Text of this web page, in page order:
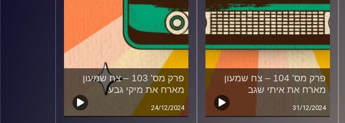
פרק מס' 104 – צח שמעון
מארח את איתי שגב
31/12/2024
פרק מס' 103 – צח שמעון
מארח את מיקי גבע
24/12/2024